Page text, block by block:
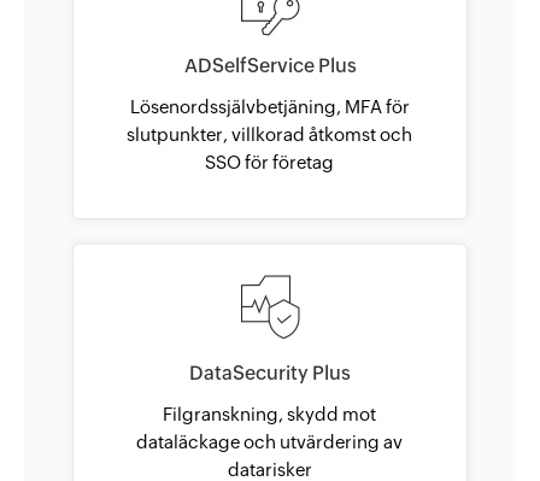
ADSelfService Plus
Lösenordssjälvbetjäning, MFA för
slutpunkter, villkorad åtkomst och
SSO för företag
DataSecurity Plus
Filgranskning, skydd mot
dataläckage och utvärdering av
datarisker